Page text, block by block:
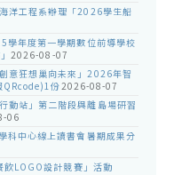
洋工程系辦理「2026學生船
學年度第一學期數位前導學校
2026-08-07
意狂想巢向未來」2026年智
QRcode)1份2026-08-07
動站」第二階段與離島場研習
06
科中心線上讀書會暑期成果分
LOGO設計競賽」活動